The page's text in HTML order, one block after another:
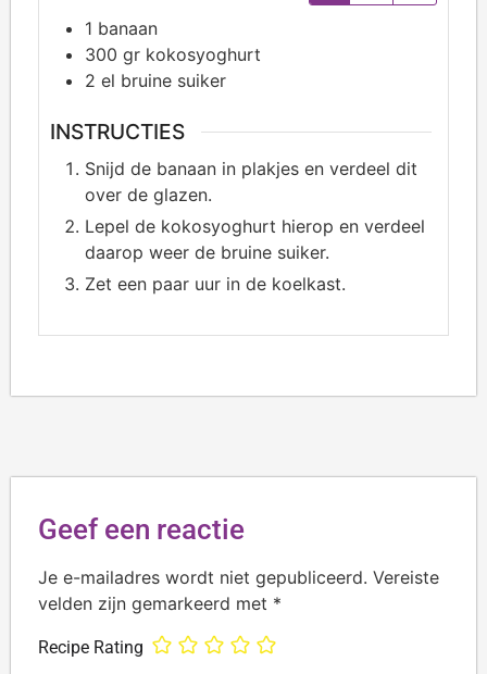
1 banaan
300 gr kokosyoghurt
2 el bruine suiker
INSTRUCTIES
Snijd de banaan in plakjes en verdeel dit
over de glazen.
Lepel de kokosyoghurt hierop en verdeel
daarop weer de bruine suiker.
Zet een paar uur in de koelkast.
Geef een reactie
Je e-mailadres wordt niet gepubliceerd. Vereiste
velden zijn gemarkeerd met *
Recipe Rating